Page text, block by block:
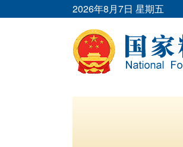
2026年8月7日 星期五